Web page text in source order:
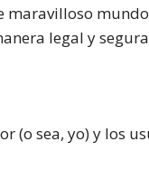
maravilloso
legal y
(o sea, yo) y los